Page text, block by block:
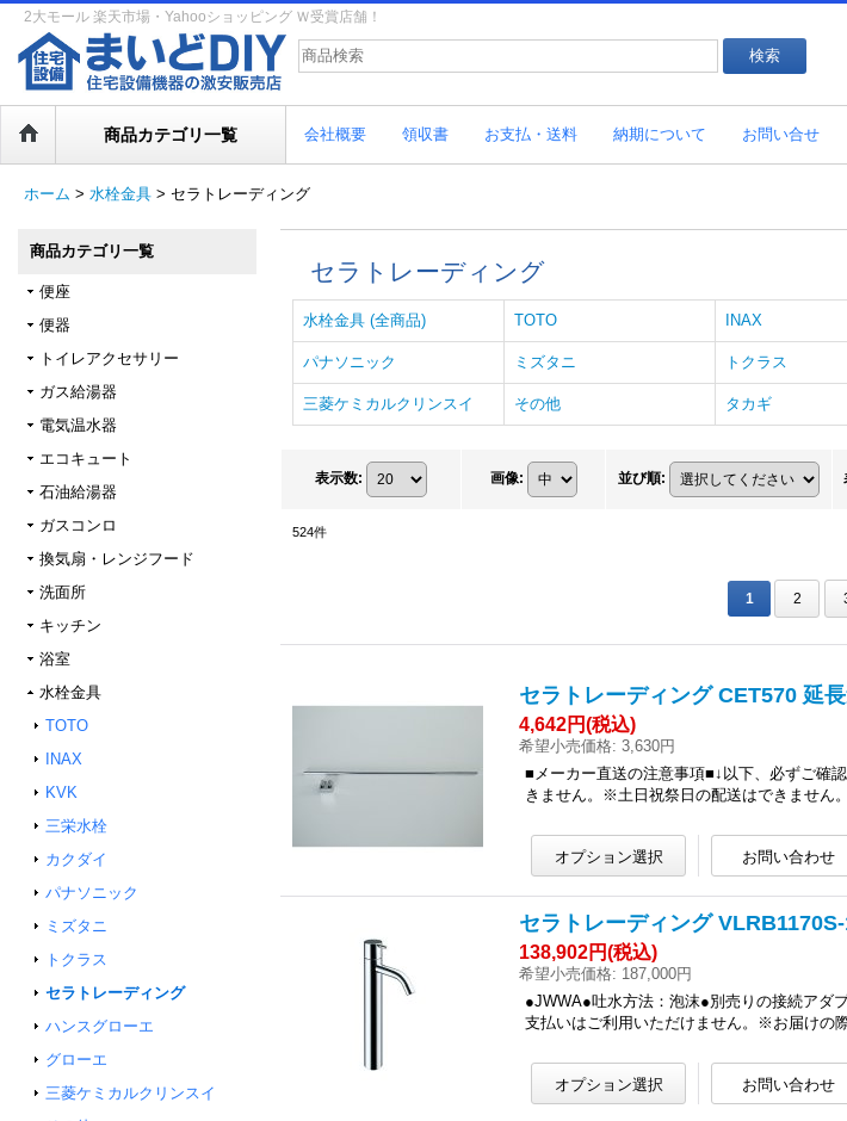
2大モール 楽天市場・Yahooショッピング Ｗ受賞店舗！
商品カテゴリ一覧 会社概要 領収書 お支払・送料 納期について お問い合せ
ホーム > 水栓金具 > セラトレーディング
商品カテゴリ一覧
便座
便器
トイレアクセサリー
ガス給湯器
電気温水器
エコキュート
石油給湯器
ガスコンロ
換気扇・レンジフード
洗面所
キッチン
浴室
水栓金具
TOTO
INAX
KVK
三栄水栓
カクダイ
パナソニック
ミズタニ
トクラス
セラトレーディング
ハンスグローエ
グローエ
三菱ケミカルクリンスイ
セラトレーディング
水栓金具 (全商品) TOTO INAX
パナソニック ミズタニ トクラス
三菱ケミカルクリンスイ その他 タカギ
表示数: 画像: 並び順:
524件
1 2
セラトレーディング CET570 延
4,642円(税込)
希望小売価格: 3,630円
■メーカー直送の注意事項■↓以下、必ずご確
きません。※土日祝祭日の配送はできません
セラトレーディング
138,902円(税込)
希望小売価格: 187,000円
●JWWA●吐水方法：泡沫●別売りの接続アダ
支払いはご利用いただけません。※お届けの